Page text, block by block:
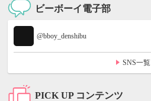
ビーボーイ電子部
@bboy_denshibu
SNS一覧
PICK UP コンテンツ